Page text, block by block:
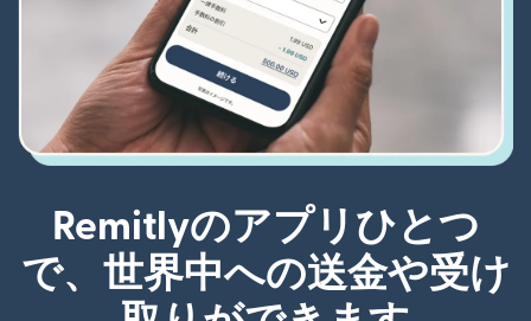
Remitlyのアプリひとつ
で、世界中への送金や受け